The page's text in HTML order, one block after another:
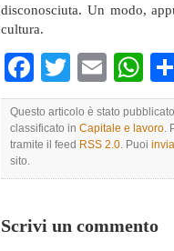
disconosciuta. Un modo,
cultura.
Facebook
TwitterEmail
Questo articolo è stato
classificato in Capitale e lavoro.
tramite il feed RSS 2.0. Puoi
sito.
Scrivi un commento